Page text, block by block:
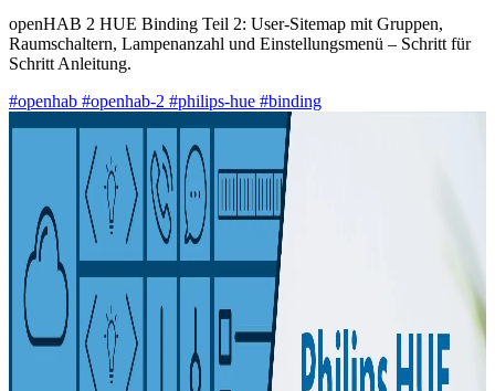
openHAB 2 HUE Binding Teil 2: User-Sitemap mit Gruppen,
Raumschaltern, Lampenanzahl und Einstellungsmenü – Schritt für
Schritt Anleitung.
#openhab #openhab-2 #philips-hue #binding